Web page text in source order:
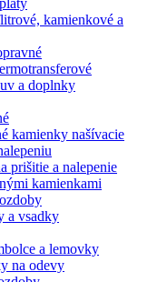
kamienkové a
a doplnky
kamienky našívacie
prišitie a nalepenie
kamienkami
a vsadky
a lemovky
na odevy